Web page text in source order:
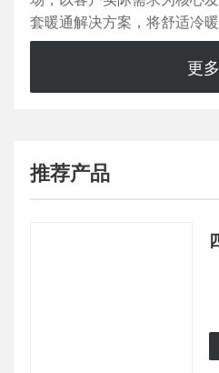
套暖通解决方案，将舒适冷
更多
推荐产品